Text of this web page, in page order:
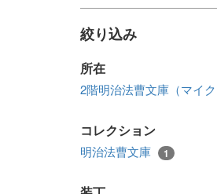
絞り込み
所在
2階明治法曹文庫（マイク
コレクション
明治法曹文庫 1